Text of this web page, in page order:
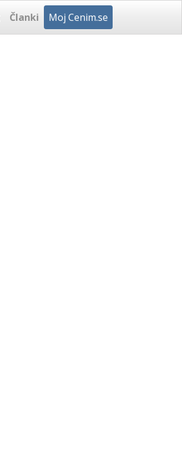
Članki Moj Cenim.se